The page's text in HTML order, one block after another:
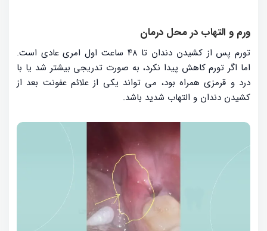
ورم و التهاب در محل درمان
تورم پس از کشیدن دندان تا ۴۸ ساعت اول امری عادی است.
اما اگر تورم کاهش پیدا نکرد، به صورت تدریجی بیشتر شد یا با
درد و قرمزی همراه بود، می تواند یکی از علائم عفونت بعد از
کشیدن دندان و التهاب شدید باشد.